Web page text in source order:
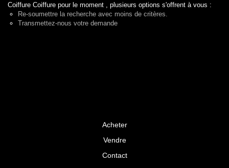
Coiffure Coiffure pour le moment , plusieurs options s'offrent à vous :
Re-soumettre la recherche avec moins de critères.
Transmettez-nous votre demande
Acheter
Vendre
Contact